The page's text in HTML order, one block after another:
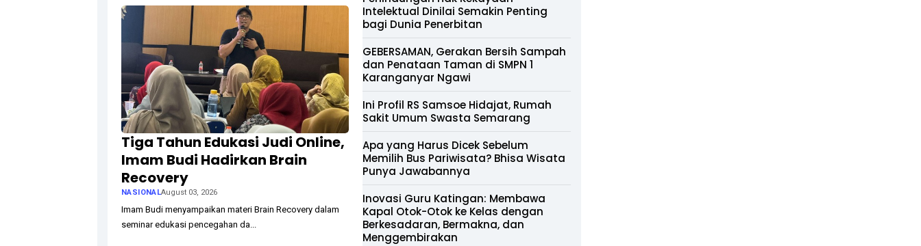
Tiga Tahun Edukasi Judi Online,
Imam Budi Hadirkan Brain
Recovery
NASIONALAugust 03, 2026
Imam Budi menyampaikan materi Brain Recovery dalam
seminar edukasi pencegahan da...
Intelektual Dinilai Semakin Penting
bagi Dunia Penerbitan
GEBERSAMAN, Gerakan Bersih Sampah
dan Penataan Taman di SMPN 1
Karanganyar Ngawi
Ini Profil RS Samsoe Hidajat, Rumah
Sakit Umum Swasta Semarang
Apa yang Harus Dicek Sebelum
Memilih Bus Pariwisata? Bhisa Wisata
Punya Jawabannya
Inovasi Guru Katingan: Membawa
Kapal Otok-Otok ke Kelas dengan
Berkesadaran, Bermakna, dan
Menggembirakan